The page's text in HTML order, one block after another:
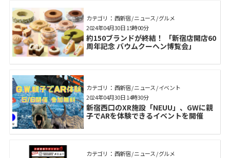
カテゴリ： 西新宿 / ニュース / グルメ
約150ブランドが終結！ 「新宿店開店60
周年記念 バウムクーヘン博覧会」
2024年04月30日 15時00分
カテゴリ： 西新宿 / ニュース / イベント
新宿西口のXR施設「NEUU」、GWに親
子でARを体験できるイベントを開催
2024年04月30日 14時30分
カテゴリ： 西新宿 / ニュース / グルメ